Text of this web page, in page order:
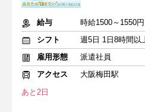
給与
時給1500～1550円
シフト
週5日 1日8時間以
雇用形態
派遣社員
アクセス
大阪梅田駅
あと2日